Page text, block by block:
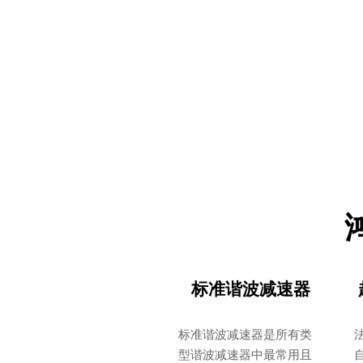
标准谐波减速器
标准谐波减速器是所有类
型谐波减速器中最常用且